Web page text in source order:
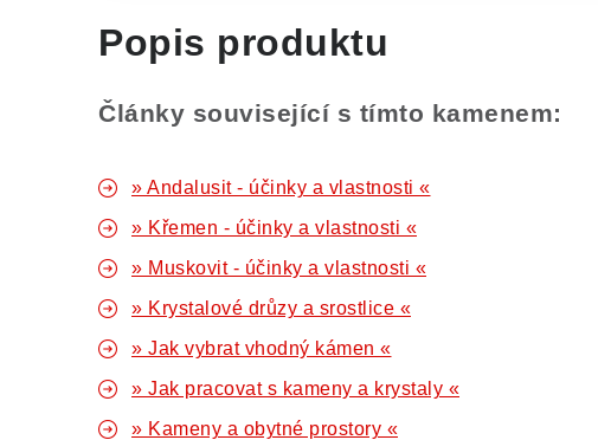
Popis produktu
Články související s tímto kamenem:
» Andalusit - účinky a vlastnosti «
» Křemen - účinky a vlastnosti «
» Muskovit - účinky a vlastnosti «
» Krystalové drůzy a srostlice «
» Jak vybrat vhodný kámen «
» Jak pracovat s kameny a krystaly «
» Kameny a obytné prostory «